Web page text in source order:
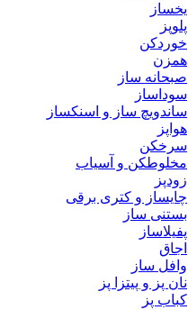
یخساز
پلوپز
خوردکن
همزن
صبحانه ساز
سوداساز
ساندویچ ساز و اسنکساز
هواپز
سرخکن
مخلوطکن و آسیاب
زودپز
چایساز و کتری برقی
بستنی ساز
پفیلاساز
اجاق
وافل ساز
نان پز و پیتزا پز
کباب پز